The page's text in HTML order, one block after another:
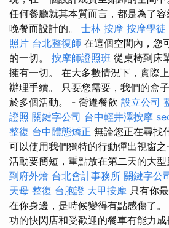
任何餐廳就其本質而言，都是為了
晚餐而設計的。 士林 按摩 按摩學徒
照片 台北整復師 在這個空間內，您
的一切。 按摩師證照班 從桌椅到床
擁有一切。 在大多數情況下，實際
辦理手續。 只要您需要，我們的盒
於多個活動。 - 喬遷餐飲 設立公司
證照 關鍵字公司 台中輕井澤按摩
整復 台中體態矯正 無論您正在尋找
可以使用我們獨特的行動彈出視窗之
活動要簡短，重點放在第二天的大型
到府外燴 台北會計事務所 關鍵字公
天母 整復 台胞證 大甲按摩 只有你
在你身邊，是時候變得有點感傷了。
功的快閃店和受歡迎的餐車有能力成